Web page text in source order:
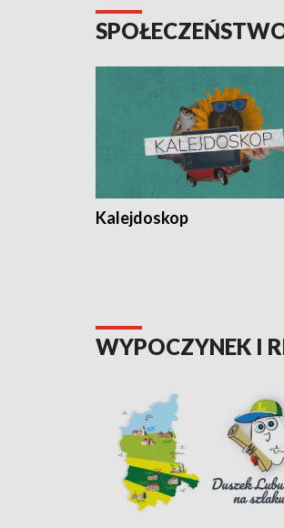
Kalejdoskop
WYPOCZYNEK I